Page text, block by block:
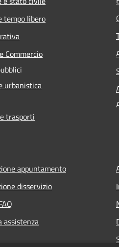
tempo libero
Commercio
urbanistica
trasporti
appuntamento
disservizio
assistenza